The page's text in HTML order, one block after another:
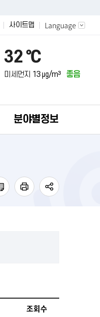
사이트맵 Language
32 ℃
미세먼지 13 ㎍/m³ 좋음
분야별정보
조회수